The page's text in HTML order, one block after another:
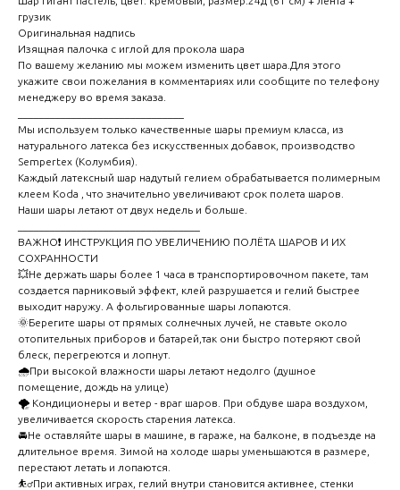
грузик
Оригинальная надпись
Изящная палочка с иглой для прокола шара
По вашему желанию мы можем изменить цвет шара.Для этого
укажите свои пожелания в комментариях или сообщите по телефону
менеджеру во время заказа.
Мы используем только качественные шары премиум класса, из
натурального латекса без искусственных добавок, производство
Sempertex (Колумбия).
Каждый латексный шар надутый гелием обрабатывается полимерным
клеем Koda , что значительно увеличивают срок полета шаров.
Наши шары летают от двух недель и больше.
ВАЖНО❗ ИНСТРУКЦИЯ ПО УВЕЛИЧЕНИЮ ПОЛЁТА ШАРОВ И ИХ
СОХРАННОСТИ
💥Не держать шары более 1 часа в транспортировочном пакете, там
создается парниковый эффект, клей разрушается и гелий быстрее
выходит наружу. А фольгированные шары лопаются.
🌞Берегите шары от прямых солнечных лучей, не ставьте около
отопительных приборов и батарей,так они быстро потеряют свой
блеск, перегреются и лопнут.
🌧️При высокой влажности шары летают недолго (душное
помещение, дождь на улице)
🌪️ Кондиционеры и ветер - враг шаров. При обдуве шара воздухом,
увеличивается скорость старения латекса.
🚘Не оставляйте шары в машине, в гараже, на балконе, в подъезде на
длительное время. Зимой на холоде шары уменьшаются в размере,
перестают летать и лопаются.
⛹️‍♂️При активных играх, гелий внутри становится активнее, стенки